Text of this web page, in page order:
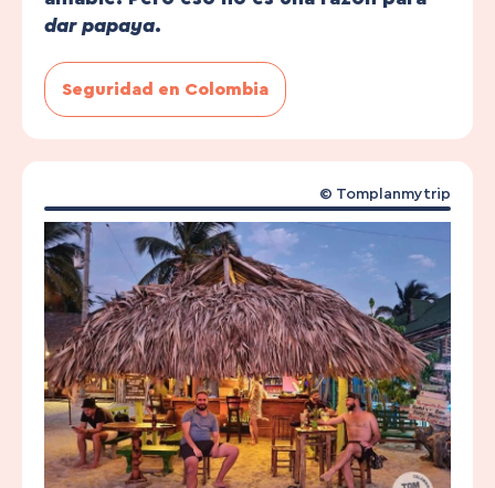
dar papaya.
Seguridad en Colombia
© Tomplanmytrip